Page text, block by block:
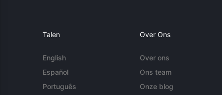
Talen
English
Español
Português
Over Ons
Over ons
Ons team
Onze blog